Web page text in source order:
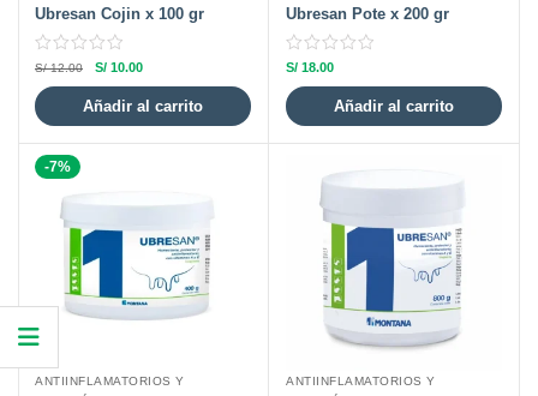
Ubresan Cojin x 100 gr
S/12.00 S/ 10.00
Añadir al carrito
Ubresan Pote x 200 gr
S/ 18.00
Añadir al carrito
-7%
ANTIINFLAMATORIOS Y
ANTIINFLAMATORIOS Y